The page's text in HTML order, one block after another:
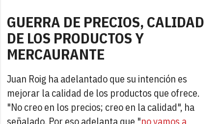
GUERRA DE PRECIOS, CALIDAD
DE LOS PRODUCTOS Y
MERCAURANTE
Juan Roig ha adelantado que su intención es
mejorar la calidad de los productos que ofrece.
"No creo en los precios; creo en la calidad", ha
señalado. Por eso adelanta que "no vamos a